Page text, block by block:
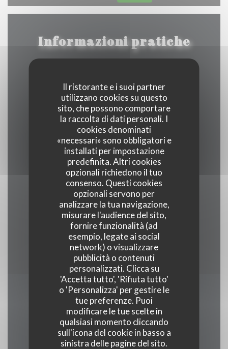
Il ristorante e i suoi partner
utilizzano cookies su questo
sito, che possono comportare
la raccolta di dati personali. I
cookies denominati
«necessari» sono obbligatori e
installati per impostazione
predefinita. Altri cookies
opzionali richiedono il tuo
consenso. Questi cookies
opzionali servono per
analizzare la tua navigazione,
misurare l'audience del sito,
fornire funzionalità (ad
esempio, legate ai social
network) o visualizzare
pubblicità o contenuti
personalizzati. Clicca su
'Accetta tutto', 'Rifiuta tutto'
o 'Personalizza' per gestire le
tue preferenze. Puoi
modificare le tue scelte in
qualsiasi momento cliccando
sull'icona del cookie in basso a
sinistra delle pagine del sito.
Informazioni pratiche
Cucina
Tradizionale, Fresco, Terroir
Tipologia
Ristorante gastronomico
Servizi
Veranda, Wifi, Aria condizionata, servizio di
parcheggio, Accesso disabili
Metodo di pagamento
Union Pay, Contanti, Visa, American Express
Orari